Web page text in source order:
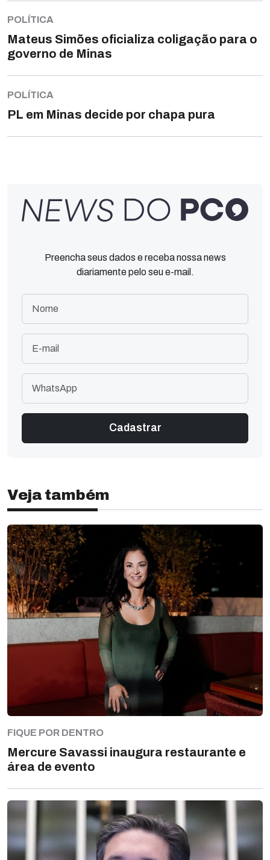
POLÍTICA
Mateus Simões oficializa coligação para o
governo de Minas
POLÍTICA
PL em Minas decide por chapa pura
Preencha seus dados e receba nossa news
diariamente pelo seu e-mail.
Veja também
FIQUE POR DENTRO
Mercure Savassi inaugura restaurante e
área de evento